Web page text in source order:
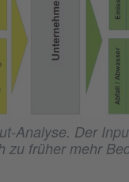
Analyse. Der
zu früher mehr